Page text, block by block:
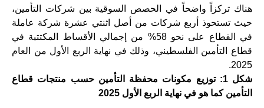
هناك تركزاً واضحاً في الحصص السوقية بين شركات التأمين،
حيث تستحوذ أربع شركات من أصل اثنتي عشرة شركة عاملة
في القطاع على نحو 58% من إجمالي الأقساط المكتتبة في
قطاع التأمين الفلسطيني، وذلك في نهاية الربع الأول من العام
2025.
شكل 1: توزيع مكونات محفظة التأمين حسب منتجات قطاع
التأمين كما هو في نهاية الربع الأول 2025